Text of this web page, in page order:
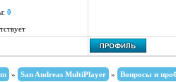
0
» San Andreas MultiPlayer » Вопросы и